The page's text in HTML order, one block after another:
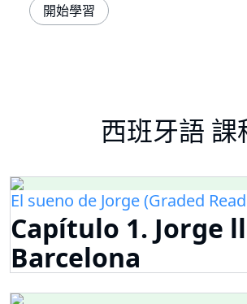
開始學習
西班牙語 課
El sueno de Jorge (Graded
Capítulo 1. Jorge
Barcelona